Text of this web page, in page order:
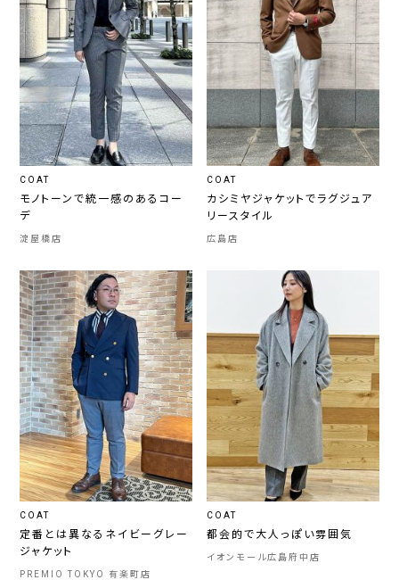
COAT
モノトーンで統一感のあるコー
デ
淀屋橋店
COAT
カシミヤジャケットでラグジュア
リースタイル
広島店
COAT
定番とは異なるネイビーグレー
ジャケット
PREMIO TOKYO 有楽町店
COAT
都会的で大人っぽい雰囲気
イオンモール広島府中店